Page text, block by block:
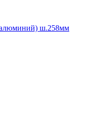
алюминий) ш.258мм